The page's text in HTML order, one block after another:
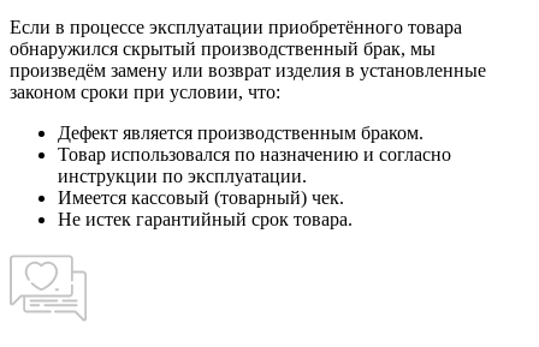
Если в процессе эксплуатации приобретённого товара
обнаружился скрытый производственный брак, мы
произведём замену или возврат изделия в установленные
законом сроки при условии, что:
Дефект является производственным браком.
Товар использовался по назначению и согласно
инструкции по эксплуатации.
Имеется кассовый (товарный) чек.
Не истек гарантийный срок товара.